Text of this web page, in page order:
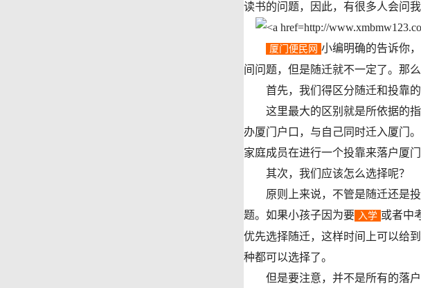
读书的问题，因此，有很多人会问
厦门便民网 小编明确的告诉你
间问题，但是随迁就不一定了。那
首先，我们得区分随迁和投靠的
这里最大的区别就是所依据的指
办厦门户口，与自己同时迁入厦门
家庭成员在进行一个投靠来落户厦
其次，我们应该怎么选择呢？
原则上来说，不管是随迁还是投
题。如果小孩子因为要 入学 或者中
优先选择随迁，这样时间上可以给
种都可以选择了。
但是要注意，并不是所有的落户